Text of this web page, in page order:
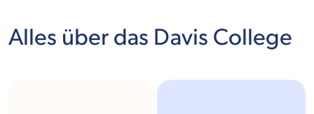
Alles über das Davis College